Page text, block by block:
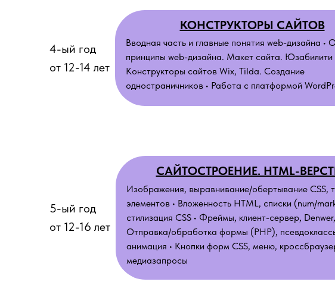
КОНСТРУКТОРЫ САЙТОВ
Вводная часть и главные понятия web-дизайна •
принципы web-дизайна. Макет сайта. Юзабилити
Конструкторы сайтов Wix, Tilda. Создание
одностраничников • Работа с платформой
САЙТОСТРОЕНИЕ. HTML-
Изображения, выравнивание/обертывание CSS,
элементов • Вложенность HTML, списки (num/
стилизация CSS • Фреймы, клиент-сервер,
Отправка/обработка формы (PHP),
анимация • Кнопки форм CSS, меню,
медиазапросы
4-ый год
от 12-14 лет
5-ый год
от 12-16 лет